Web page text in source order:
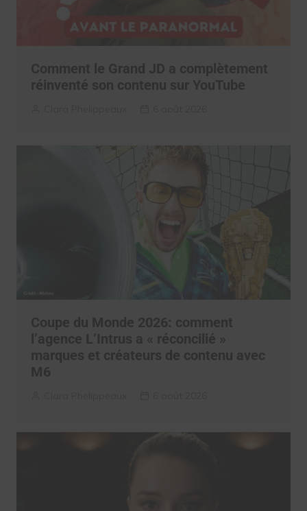
Comment le Grand JD a complètement
réinventé son contenu sur YouTube
Coupe du Monde 2026: comment
l’agence L’Intrus a « réconcilié »
marques et créateurs de contenu avec
M6